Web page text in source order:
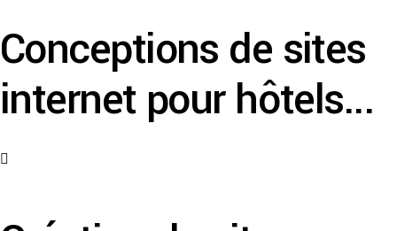
Conceptions de sites
internet pour hôtels...